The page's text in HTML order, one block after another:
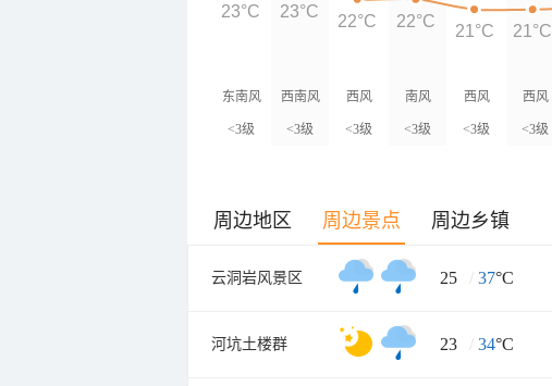
东南风
<3级
西南风
<3级
西风
<3级
南风
<3级
西风
<3级
西风
<3级
23°C 23°C
22°C 22°C
21°C 21°C
周边地区 周边景点 周边乡镇
云洞岩风景区 25 / 37°C
河坑土楼群 23 / 34°C